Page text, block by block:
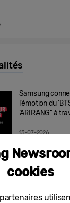
Samsung
l’émotion du
‘ARIRANG” à
13-07-2026
Ouvrir la voie
Samsung a
cookies